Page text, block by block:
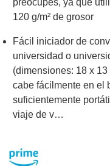
preocupes, ya que
120 g/m² de grosor
Fácil iniciador de
universidad o
(dimensiones: 18 x
cabe fácilmente en el
suficientemente
viaje de v…